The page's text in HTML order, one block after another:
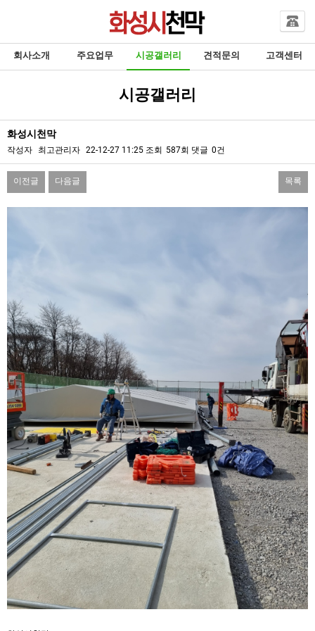
회사소개 주요업무 시공갤러리 견적문의 고객센터
시공갤러리
화성시천막
작성자 최고관리자 22-12-27 11:25 조회 587회 댓글 0건
이전글 다음글 목록